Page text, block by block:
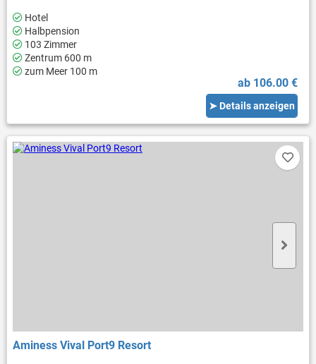
Hotel
Halbpension
103 Zimmer
Zentrum 600 m
zum Meer 100 m
ab 106.00 €
➤ Details anzeigen
Aminess Vival Port9 Resort